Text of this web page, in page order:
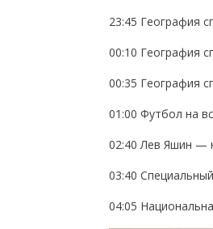
23:45 География
00:10 География
00:35 География
01:00 Футбол на
02:40 Лев Яшин —
03:40
04:05